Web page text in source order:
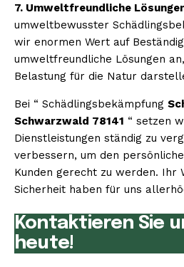
7. Umweltfreundliche
umweltbewusster
wir enormen Wert auf
umweltfreundliche Lösungen
Belastung für die Natur
Bei “ Schädlingsbekämpfung
Schwarzwald 78141 “ setzen
Dienstleistungen ständig zu
verbessern, um den
Kunden gerecht zu werden. Ihr
Sicherheit haben für uns
Kontaktieren Sie
heute!